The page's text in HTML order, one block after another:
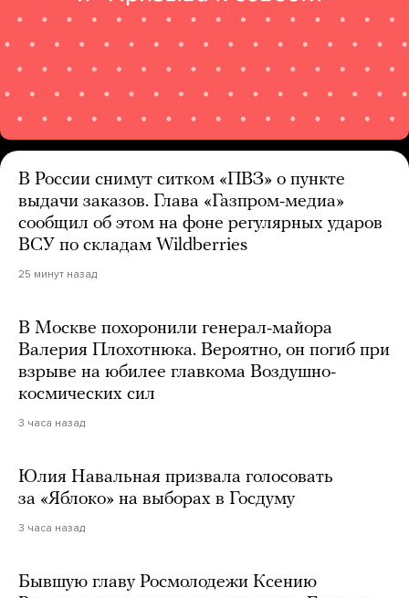
В России снимут ситком «ПВЗ» о пункте
выдачи заказов. Глава «Газпром-медиа»
сообщил об этом на фоне регулярных ударов
ВСУ по складам Wildberries
25 минут назад
В Москве похоронили генерал-майора
Валерия Плохотнюка. Вероятно, он погиб при
взрыве на юбилее главкома Воздушно-
космических сил
3 часа назад
Юлия Навальная призвала голосовать
за «Яблоко» на выборах в Госдуму
3 часа назад
Бывшую главу Росмолодежи Ксению